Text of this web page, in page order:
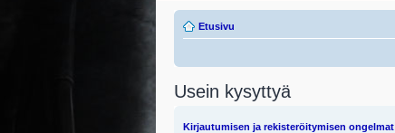
Etusivu
Usein kysyttyä
Kirjautumisen ja rekisteröitymisen ongelmat